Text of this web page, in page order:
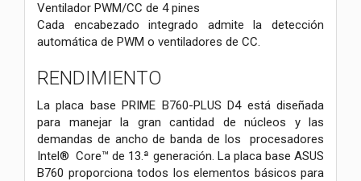
Ventilador PWM/CC de 4 pines
Cada encabezado integrado admite la detección
automática de PWM o ventiladores de CC.
RENDIMIENTO
La placa base PRIME B760-PLUS D4 está diseñada
para manejar la gran cantidad de núcleos y las
demandas de ancho de banda de los procesadores
Intel® Core™ de 13.ª generación. La placa base ASUS
B760 proporciona todos los elementos básicos para